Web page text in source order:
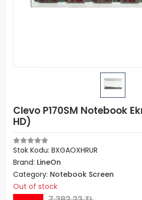
Clevo P170SM Notebook
HD)
Stok Kodu: BXGAOXHRUR
Brand: LineOn
Category: Notebook Screen
Out of stock